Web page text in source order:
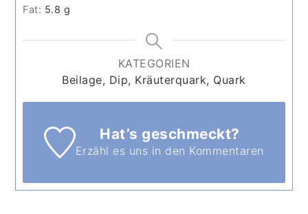
Fat: 5.8 g
KATEGORIEN
Beilage, Dip, Kräuterquark, Quark
Hat’s geschmeckt?
Erzähl es uns in den Kommentaren